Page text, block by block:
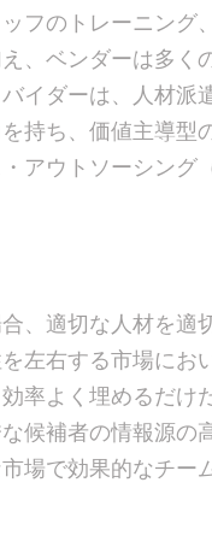
フのトレーニング
、ベンダーは多く
イダーは、人材派
持ち、価値主導
アウトソーシング
、適切な人材を
左右する市場にお
率よく埋めるだけ
候補者の情報源
場で効果的なチー